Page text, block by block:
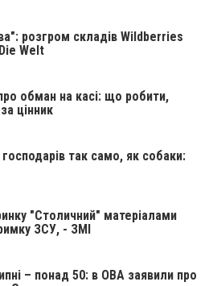
розгром складів Wildberries
Welt
обман на касі: що робити,
цінник
так само, як собаки:
"Столичний" матеріалами
ЗСУ, - ЗМІ
– понад 50: в ОВА заявили про